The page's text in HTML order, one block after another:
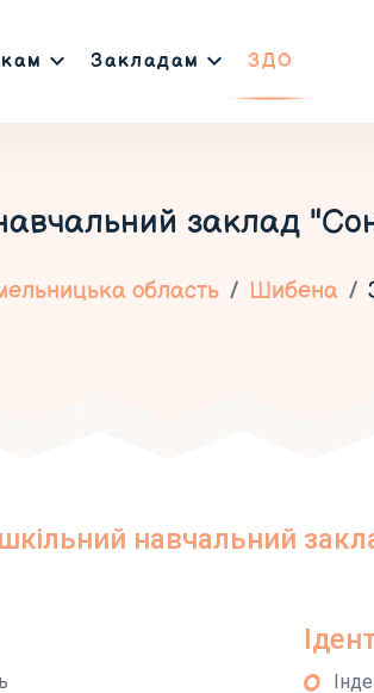
Закладам ЗДО
заклад
область Шибена
навчальний